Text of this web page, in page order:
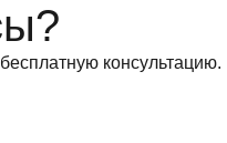
консультацию.